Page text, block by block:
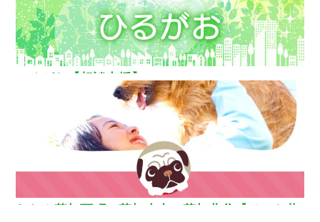
ひるがお【相談支援】
わおん草加西町・草加小山・草加北谷【ペット共